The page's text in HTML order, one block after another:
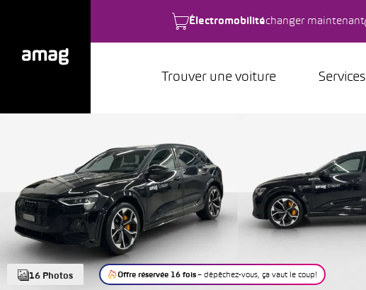
Électromobilitéchanger maintenant
Trouver une voiture Services
16 Photos Offre réservée 16 fois – dépêchez-vous, ça vaut le coup!